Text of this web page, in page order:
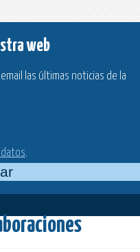
web
las últimas noticias de la
.